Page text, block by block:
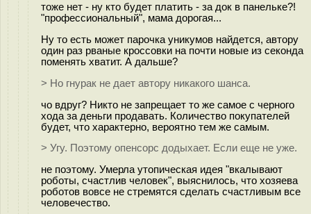
тоже нет - ну кто будет платить - за док в панельке?!
"профессиональный", мама дорогая...
Ну то есть может парочка уникумов найдется, автору
один раз рваные кроссовки на почти новые из секонда
поменять хватит. А дальше?
> Но гнурак не дает автору никакого шанса.
чо вдруг? Никто не запрещает то же самое с черного
хода за деньги продавать. Количество покупателей
будет, что характерно, вероятно тем же самым.
> Угу. Поэтому опенсорс додыхает. Если еще не уже.
не поэтому. Умерла утопическая идея "вкалывают
роботы, счастлив человек", выяснилось, что хозяева
роботов вовсе не стремятся сделать счастливым все
человечество.